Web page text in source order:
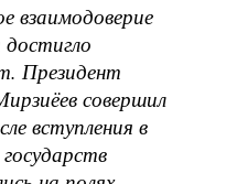
взаимодоверие
Президент
совершил
вступления в